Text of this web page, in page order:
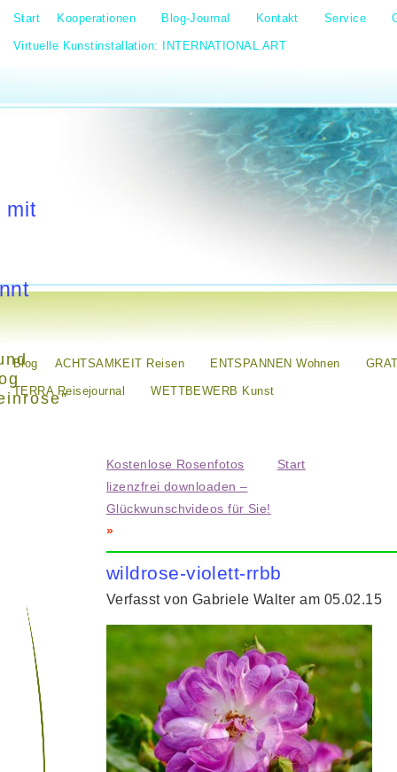
Start Kooperationen Blog-Journal Kontakt Service
Virtuelle Kunstinstallation: INTERNATIONAL ART
mit
Blog ACHTSAMKEIT Reisen ENTSPANNEN Wohnen
TERRA Reisejournal WETTBEWERB Kunst
Kostenlose Rosenfotos
lizenzfrei downloaden –
Glückwunschvideos für Sie!
»
Start
wildrose-violett-rrbb
Verfasst von Gabriele Walter am 05.02.15